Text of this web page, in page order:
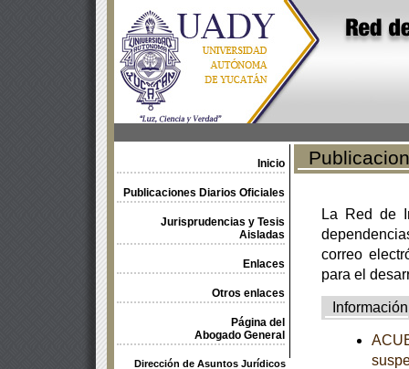
Inicio
Publicaciones Diarios Oficiales
Jurisprudencias y Tesis
Aisladas
Enlaces
Otros enlaces
Página del
Abogado General
Dirección de Asuntos Jurídicos
La Red de
correo
para el
Información